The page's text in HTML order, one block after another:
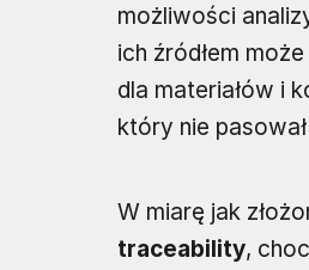
możliwości
ich źródłem
dla materiałów i
który nie
W miarę jak
traceability,